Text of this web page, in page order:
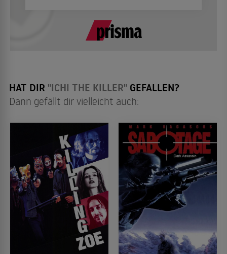
HAT DIR "ICHI THE KILLER" GEFALLEN?
Dann gefällt dir vielleicht auch: